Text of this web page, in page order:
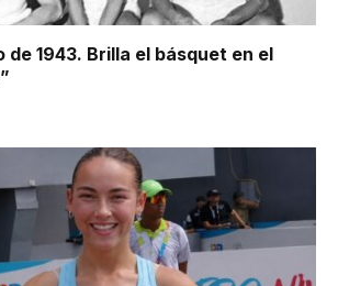
1943. Brilla el básquet en el